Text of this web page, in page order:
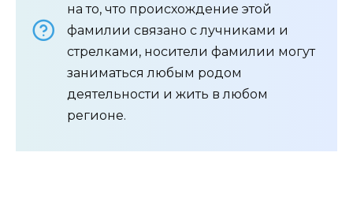
на то, что происхождение этой
фамилии связано с лучниками и
стрелками, носители фамилии могут
заниматься любым родом
деятельности и жить в любом
регионе.